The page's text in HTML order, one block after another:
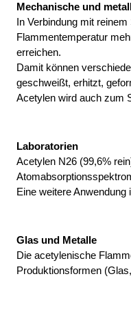
Mechanische und
In Verbindung mit
Flammentemperatur
erreichen.
Damit können
geschweißt, erhitzt,
Acetylen wird auch zum
Laboratorien
Acetylen N26 (99,6%
Eine weitere
Glas und Metalle
Die acetylenische
Produktionsformen